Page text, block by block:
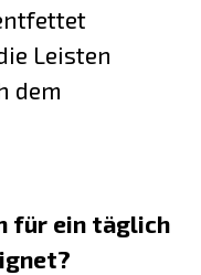
Leisten
dem
für ein täglich